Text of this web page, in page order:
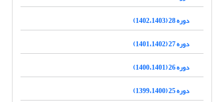
دوره 28 (1402،1403)
دوره 27 (1401،1402)
دوره 26 (1400،1401)
دوره 25 (1399،1400)